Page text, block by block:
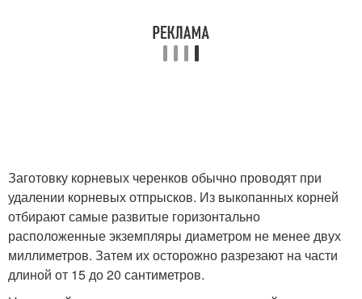
Заготовку корневых черенков обычно проводят при
удалении корневых отпрысков. Из выкопанных корней
отбирают самые развитые горизонтально
расположенные экземпляры диаметром не менее двух
миллиметров. Затем их осторожно разрезают на части
длиной от 15 до 20 сантиметров.